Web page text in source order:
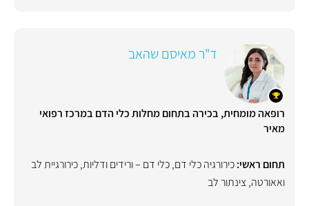
ד"ר מאיסם שהאב
רופאה מומחית, בכירה בתחום מחלות כלי הדם במרכז רפואי
מאיר
תחום ראשי:כירורגיה כלי דם,כלי דם – ורידים ודליות,כירורגיית לב
ואאורטה, צינתור לב